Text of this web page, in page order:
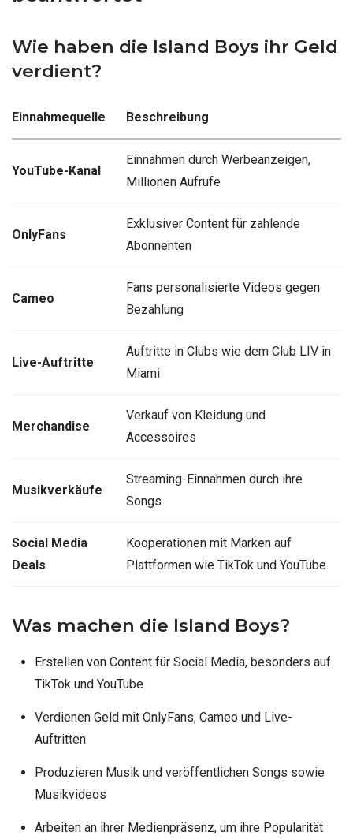
Wie haben die Island Boys ihr Geld
verdient?
Einnahmequelle Beschreibung
YouTube-Kanal
Einnahmen durch Werbeanzeigen,
Millionen Aufrufe
OnlyFans
Exklusiver Content für zahlende
Abonnenten
Cameo
Fans personalisierte Videos gegen
Bezahlung
Live-Auftritte
Auftritte in Clubs wie dem Club LIV in
Miami
Merchandise
Verkauf von Kleidung und
Accessoires
Musikverkäufe
Streaming-Einnahmen durch ihre
Songs
Social Media
Deals
Kooperationen mit Marken auf
Plattformen wie TikTok und YouTube
Was machen die Island Boys?
Erstellen von Content für Social Media, besonders auf
TikTok und YouTube
Verdienen Geld mit OnlyFans, Cameo und Live-
Auftritten
Produzieren Musik und veröffentlichen Songs sowie
Musikvideos
Arbeiten an ihrer Medienpräsenz, um ihre Popularität